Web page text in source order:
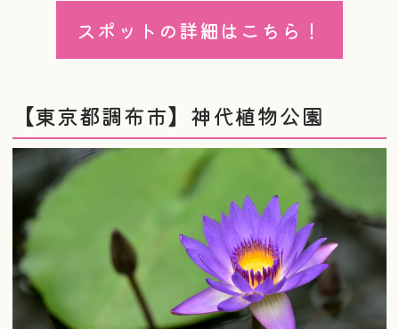
スポットの詳細はこちら！
【東京都調布市】神代植物公園